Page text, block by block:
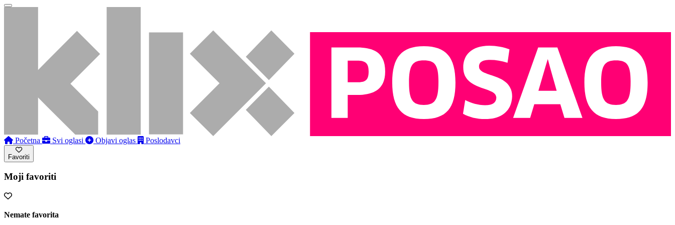
Početna Svi oglasi Objavi oglas Poslodavci
Favoriti
Moji favoriti
Nemate favorita